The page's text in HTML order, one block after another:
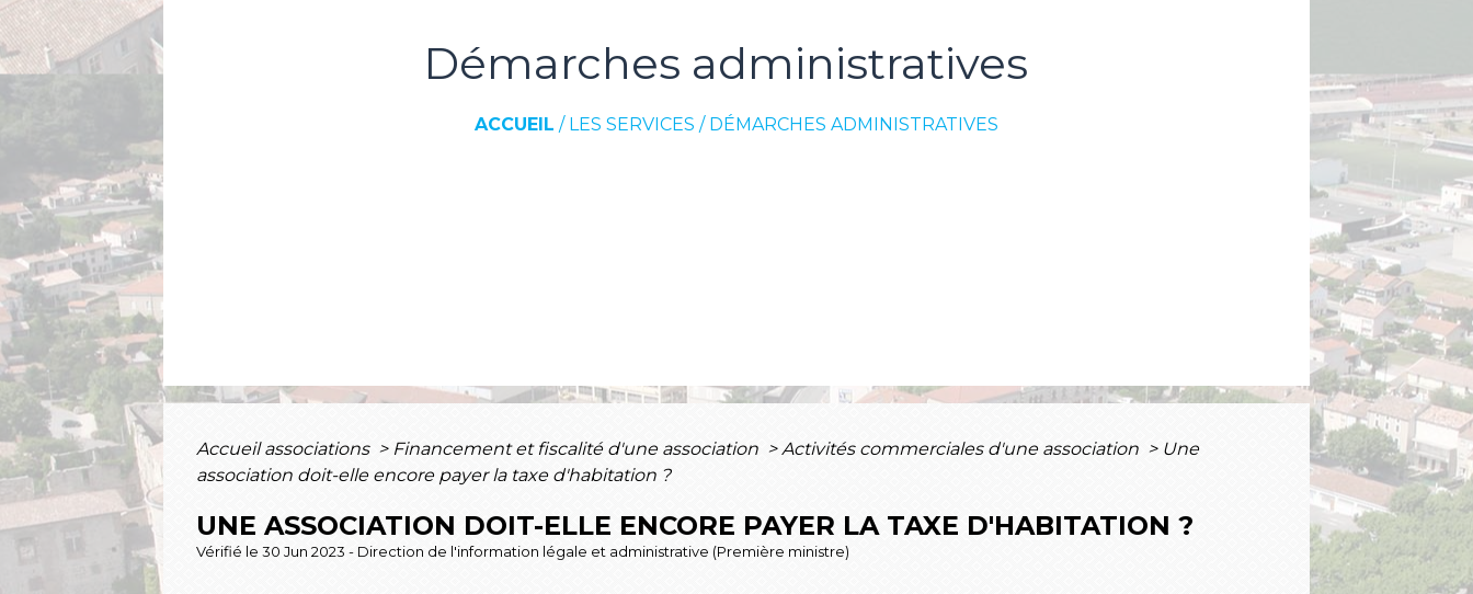
Démarches administratives
ACCUEIL / LES SERVICES / DÉMARCHES ADMINISTRATIVES
Accueil associations > Financement et fiscalité d'une association > Activités commerciales d'une association > Une
association doit-elle encore payer la taxe d'habitation ?
UNE ASSOCIATION DOIT-ELLE ENCORE PAYER LA TAXE D'HABITATION ?
Vérifié le 30 Jun 2023 - Direction de l'information légale et administrative (Première ministre)